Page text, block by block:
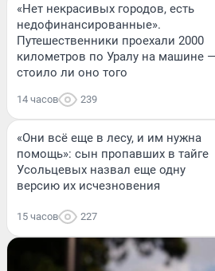
«Нет некрасивых городов, есть
недофинансированные».
Путешественники проехали 2000
километров по Уралу на машине —
стоило ли оно того
14 часов 239
«Они всё еще в лесу, и им нужна
помощь»: сын пропавших в тайге
Усольцевых назвал еще одну
версию их исчезновения
15 часов 227